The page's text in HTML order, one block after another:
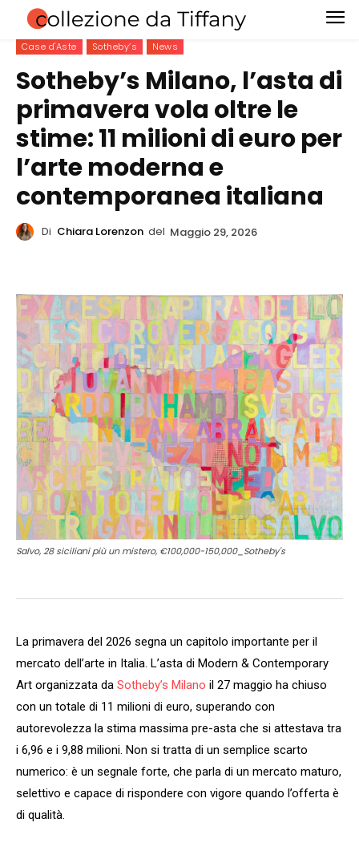
Case d'Aste Sotheby’s News
Sotheby’s Milano, l’asta di
primavera vola oltre le
stime: 11 milioni di euro per
l’arte moderna e
contemporanea italiana
Di Chiara Lorenzon del Maggio 29, 2026
Salvo, 28 siciliani più un mistero, €100,000-150,000_Sotheby's
La primavera del 2026 segna un capitolo importante per il
mercato dell’arte in Italia. L’asta di Modern & Contemporary
Art organizzata da Sotheby’s Milano il 27 maggio ha chiuso
con un totale di 11 milioni di euro, superando con
autorevolezza la stima massima pre-asta che si attestava tra
i 6,96 e i 9,88 milioni. Non si tratta di un semplice scarto
numerico: è un segnale forte, che parla di un mercato maturo,
selettivo e capace di rispondere con vigore quando l’offerta è
di qualità.